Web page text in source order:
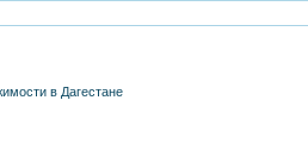
в Дагестане